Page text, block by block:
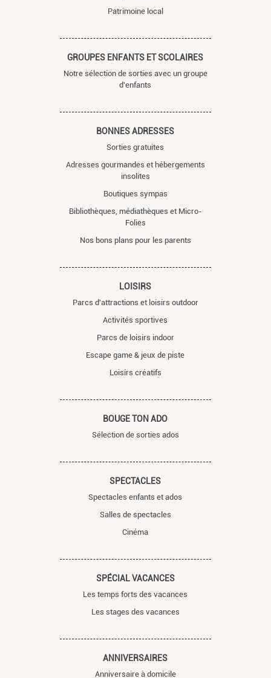
Patrimoine local
GROUPES ENFANTS ET SCOLAIRES
Notre sélection de sorties avec un groupe
d'enfants
BONNES ADRESSES
Sorties gratuites
Adresses gourmandes et hébergements
insolites
Boutiques sympas
Bibliothèques, médiathèques et Micro-
Folies
Nos bons plans pour les parents
LOISIRS
Parcs d'attractions et loisirs outdoor
Activités sportives
Parcs de loisirs indoor
Escape game & jeux de piste
Loisirs créatifs
BOUGE TON ADO
Sélection de sorties ados
SPECTACLES
Spectacles enfants et ados
Salles de spectacles
Cinéma
SPÉCIAL VACANCES
Les temps forts des vacances
Les stages des vacances
ANNIVERSAIRES
Anniversaire à domicile